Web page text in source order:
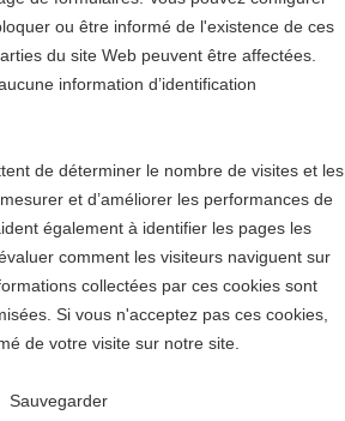
ou être informé de l'existence de ces
du site Web peuvent être affectées.
information d’identification
de déterminer le nombre de visites et les
et d’améliorer les performances de
également à identifier les pages les
comment les visiteurs naviguent sur
collectées par ces cookies sont
Si vous n'acceptez pas ces cookies,
de votre visite sur notre site.
Sauvegarder